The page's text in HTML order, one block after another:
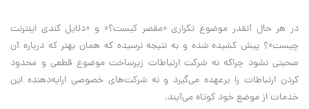
در هر حال آنقدر موضوع تکراری «مقصر کیست؟» و «دلایل کندی اینترنت
چیست»؟ پیش کشیده شده و به نتیجه نرسیده که همان بهتر که درباره آن
صحبتی نشود چراکه نه شرکت ارتباطات زیرساخت موضوع قطعی و محدود
کردن ارتباطات را برعهده می‌گیرد و نه شرکت‌های خصوصی ارایه‌دهنده این
خدمات از موضع خود کوتاه می‌آیند.